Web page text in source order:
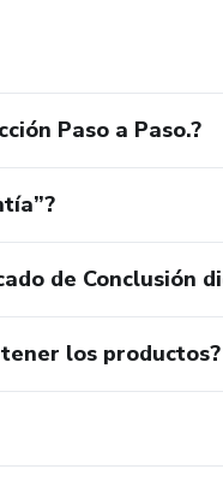
Paso a Paso.?
de Conclusión
los productos?